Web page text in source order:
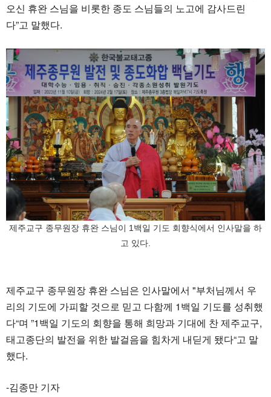
오신 휴완 스님을 비롯한 종도 스님들의 노고에 감사드린
다”고 말했다.
제주교구 종무원장 휴완 스님이 1백일 기도 회향식에서 인사말을 하
고 있다.
제주교구 종무원장 휴완 스님은 인사말에서 "부처님께서 우
리의 기도에 가피할 것으로 믿고 다함께 1백일 기도를 성취했
다“며 ”1백일 기도의 회향을 통해 희망과 기대에 찬 제주교구,
태고종단의 발전을 위한 발걸음을 힘차게 내딛게 됐다“고 말
했다.
-김종만 기자